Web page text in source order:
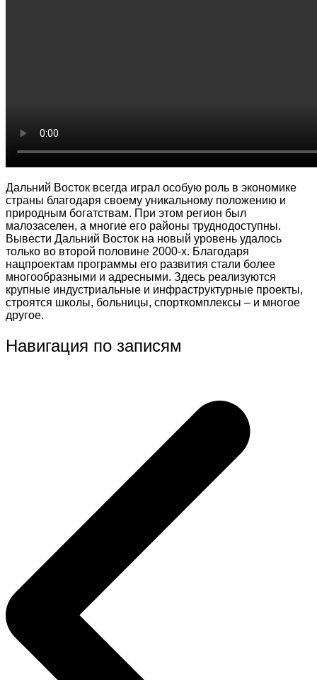
Дальний Восток всегда играл особую роль в экономике
страны благодаря своему уникальному положению и
природным богатствам. При этом регион был
малозаселен, а многие его районы труднодоступны.
Вывести Дальний Восток на новый уровень удалось
только во второй половине 2000-х. Благодаря
нацпроектам программы его развития стали более
многообразными и адресными. Здесь реализуются
крупные индустриальные и инфраструктурные проекты,
строятся школы, больницы, спорткомплексы – и многое
другое.
Навигация по записям